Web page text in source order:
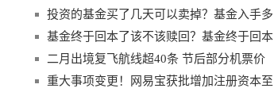
投资的基金买了几天可以卖掉？基金入手多
基金终于回本了该不该赎回？基金终于回本
二月出境复飞航线超40条 节后部分机票价
重大事项变更！网易宝获批增加注册资本至